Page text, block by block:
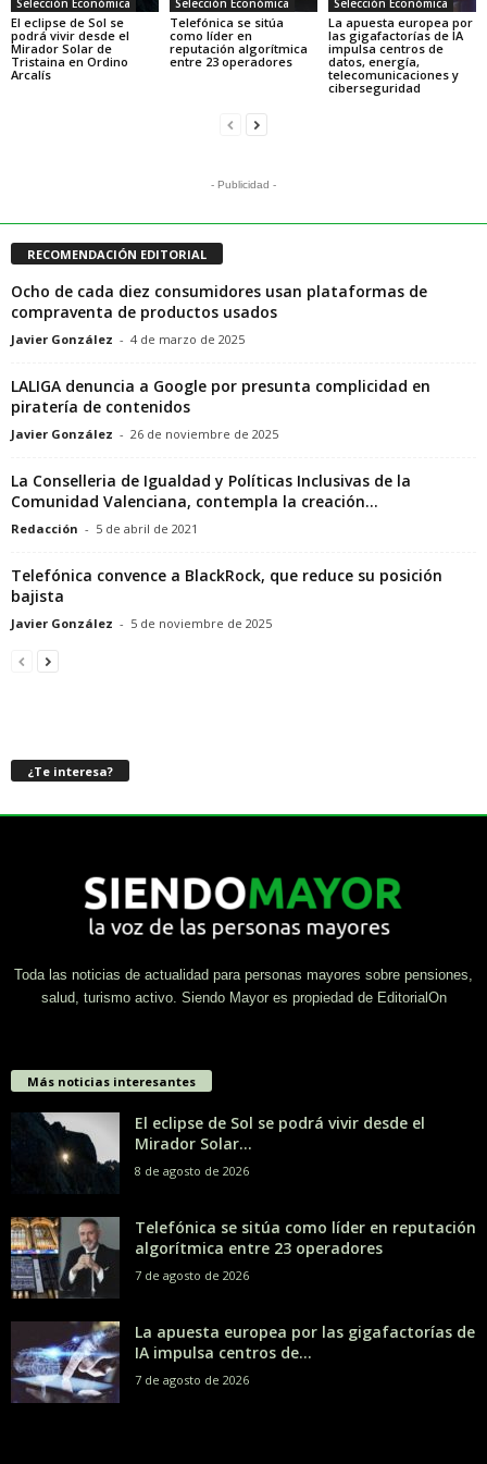
Selección Económica
El eclipse de Sol se
podrá vivir desde el
Mirador Solar de
Tristaina en Ordino
Arcalís
Selección Económica
Telefónica se sitúa
como líder en
reputación algorítmica
entre 23 operadores
Selección Económica
La apuesta europea por
las gigafactorías de IA
impulsa centros de
datos, energía,
telecomunicaciones y
ciberseguridad
- Publicidad -
RECOMENDACIÓN EDITORIAL
Ocho de cada diez consumidores usan plataformas de
compraventa de productos usados
Javier González - 4 de marzo de 2025
LALIGA denuncia a Google por presunta complicidad en
piratería de contenidos
Javier González - 26 de noviembre de 2025
La Conselleria de Igualdad y Políticas Inclusivas de la
Comunidad Valenciana, contempla la creación...
Redacción - 5 de abril de 2021
Telefónica convence a BlackRock, que reduce su posición
bajista
Javier González - 5 de noviembre de 2025
¿Te interesa?
Toda las noticias de actualidad para personas mayores sobre pensiones,
salud, turismo activo. Siendo Mayor es propiedad de EditorialOn
Más noticias interesantes
El eclipse de Sol se podrá vivir desde el
Mirador Solar...
8 de agosto de 2026
Telefónica se sitúa como líder en reputación
algorítmica entre 23 operadores
7 de agosto de 2026
La apuesta europea por las gigafactorías de
IA impulsa centros de...
7 de agosto de 2026